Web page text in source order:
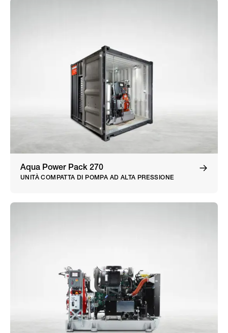
Aqua Power Pack 270
UNITÀ COMPATTA DI POMPA AD ALTA PRESSIONE